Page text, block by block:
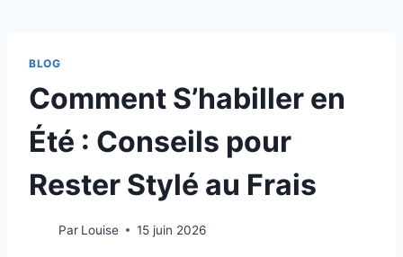
BLOG
Comment S’habiller en
Été : Conseils pour
Rester Stylé au Frais
Par Louise 15 juin 2026